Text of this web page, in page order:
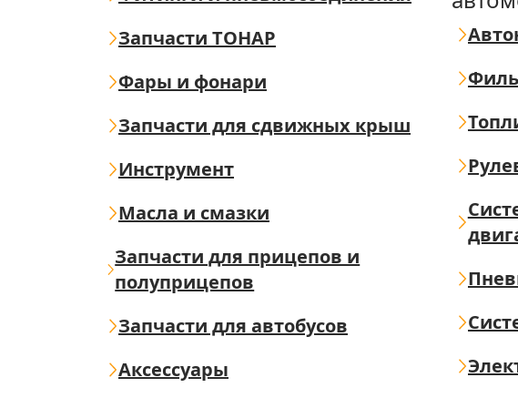
Запчасти ТОНАР
Фары и фонари
Запчасти для сдвижных крыш
Инструмент
Масла и смазки
Запчасти для прицепов и
полуприцепов
Запчасти для автобусов
Аксессуары